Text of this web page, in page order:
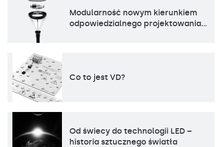
Modularność nowym kierunkiem
odpowiedzialnego projektowania…
Co to jest VD?
Od świecy do technologii LED –
historia sztucznego światła